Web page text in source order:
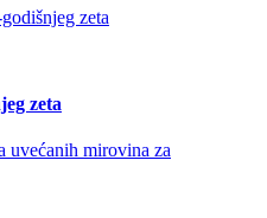
zeta